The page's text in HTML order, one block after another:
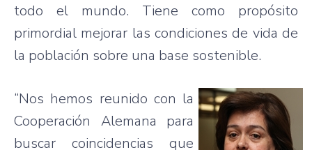
todo el mundo. Tiene como propósito
primordial mejorar las condiciones de vida de
la población sobre una base sostenible.
“Nos hemos reunido con la
Cooperación Alemana para
buscar coincidencias que